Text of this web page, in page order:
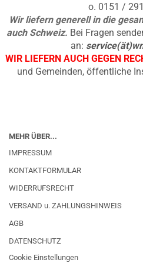
o. 0151 /
Wir liefern generell in die
auch Schweiz. Bei Fragen
an:
WIR LIEFERN AUCH GEGEN
und Gemeinden, öffentliche
MEHR ÜBER...
IMPRESSUM
KONTAKTFORMULAR
WIDERRUFSRECHT
VERSAND u. ZAHLUNGSHINWEIS
AGB
DATENSCHUTZ
Cookie Einstellungen